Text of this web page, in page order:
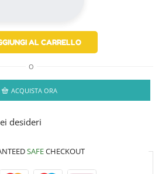
AL CARRELLO
O
ACQUISTA ORA
desideri
SAFECHECKOUT